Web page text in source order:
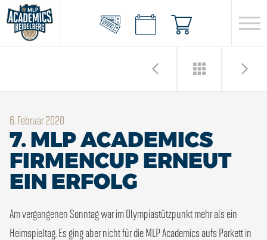
6. Februar 2020
7. MLP ACADEMICS
FIRMENCUP ERNEUT
EIN ERFOLG
Am vergangenen Sonntag war im Olympiastützpunkt mehr als ein
Heimspieltag. Es ging aber nicht für die MLP Academics aufs Parkett in